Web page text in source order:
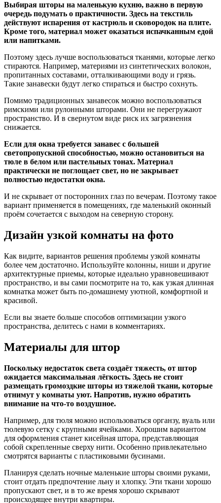
Выбирая шторы на маленькую кухню, важно в первую
очередь подумать о практичности. Здесь на текстиль
действуют испарения от кастрюль и сковородок на плите.
Кроме того, материал может оказаться испачканным едой
или напитками.
Поэтому здесь лучше воспользоваться тканями, которые легко
стираются. Например, материями из синтетических волокон,
пропитанных составами, отталкивающими воду и грязь.
Такие занавески будут легко стираться и быстро сохнуть.
Помимо традиционных занавесок можно воспользоваться
римскими или рулонными шторами. Они не перегружают
пространство. И в свернутом виде риск их загрязнения
снижается.
Если для окна требуется занавес с большей
светопропускной способностью, можно остановиться на
тюле в белом или пастельных тонах. Материал
практически не поглощает свет, но не закрывает
полностью недостатки окна.
И не скрывает от посторонних глаз по вечерам. Поэтому такое
вариант применяется в помещениях, где маленький оконный
проём сочетается с выходом на северную сторону.
Дизайн узкой комнаты на фото
Как видите, вариантов решения проблемы узкой комнаты
более чем достаточно. Используйте колонны, ниши и другие
архитектурные приемы, которые идеально уравновешивают
пространство, и вы сами посмотрите на то, как узкая длинная
комнатка может быть по-домашнему уютной, комфортной и
красивой.
Если вы знаете больше способов оптимизации узкого
пространства, делитесь с нами в комментариях.
Материалы для штор
Поскольку недостаток света создаёт тяжесть, от штор
ожидается максимальная лёгкость. Здесь не стоит
размещать громоздкие шторы из тяжелой ткани, которые
отнимут у комнаты уют. Напротив, нужно обратить
внимание на что-то воздушное.
Например, для тюля можно использоваться органзу, вуаль или
тюлевую сетку с крупными ячейками. Хорошим вариантом
для оформления станет кисейная штора, представляющая
собой скрепленные сверху нити. Особенно привлекательно
смотрятся варианты с пластиковыми бусинами.
Планируя сделать ночные маленькие шторы своими руками,
стоит отдать предпочтение льну и хлопку. Эти ткани хорошо
пропускают свет, и в то же время хорошо скрывают
происходящее внутри квартиры.